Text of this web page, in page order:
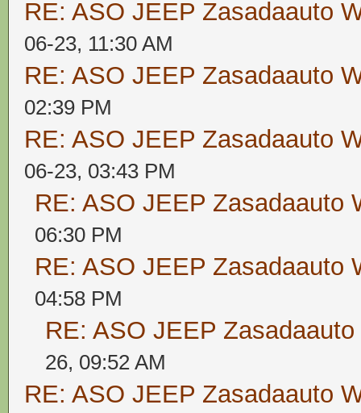
RE: ASO JEEP Zasadaauto
06-23, 11:30 AM
RE: ASO JEEP Zasadaauto
02:39 PM
RE: ASO JEEP Zasadaauto
06-23, 03:43 PM
RE: ASO JEEP Zasadaauto
06:30 PM
RE: ASO JEEP Zasadaauto
04:58 PM
RE: ASO JEEP
26, 09:52 AM
RE: ASO JEEP Zasadaauto